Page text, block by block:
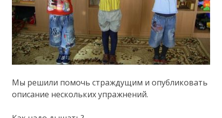
Мы решили помочь страждущим и опубликовать
описание нескольких упражнений.